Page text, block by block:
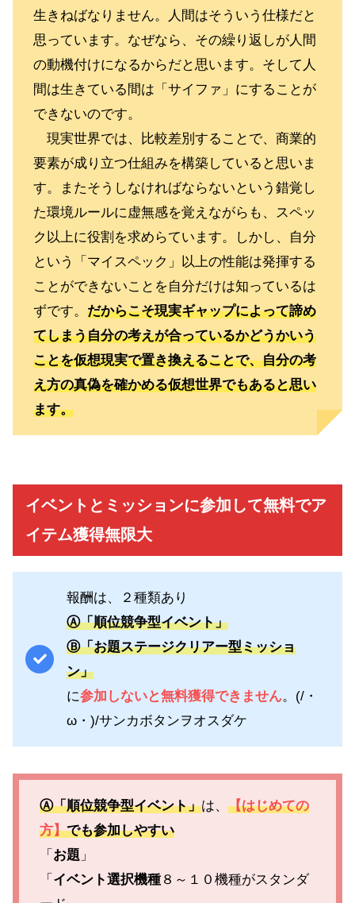
生きねばなりません。人間はそういう仕様だと
思っています。なぜなら、その繰り返しが人間
の動機付けになるからだと思います。そして人
間は生きている間は「サイファ」にすることが
できないのです。
現実世界では、比較差別することで、商業的
要素が成り立つ仕組みを構築していると思いま
す。またそうしなければならないという錯覚し
た環境ルールに虚無感を覚えながらも、スペッ
ク以上に役割を求めらています。しかし、自分
という「マイスペック」以上の性能は発揮する
ことができないことを自分だけは知っているは
ずです。 だからこそ現実ギャップによって諦め
てしまう自分の考えが合っているかどうかいう
ことを仮想現実で置き換えることで、自分の考
え方の真偽を確かめる仮想世界でもあると思い
ます。
イベントとミッションに参加して無料でア
イテム獲得無限大
報酬は、２種類あり
Ⓐ「順位競争型イベント」
Ⓑ「お題ステージクリアー型ミッショ
ン」
に参加しないと無料獲得できません。(/・
ω・)/サンカボタンヲオスダケ
Ⓐ「順位競争型イベント」は、 【はじめての
方】でも参加しやすい
「 お題 」
「 イベント選択機種８～１０機種がスタンダ